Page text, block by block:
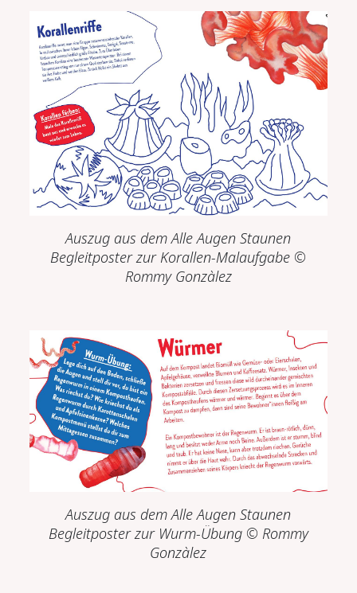
Auszug aus demAlle Augen Staunen
Begleitposter zur Korallen-Malaufgabe ©
Rommy Gonzàlez
Auszug aus demAlle Augen Staunen
Begleitposter zur Wurm-Übung © Rommy
Gonzàlez